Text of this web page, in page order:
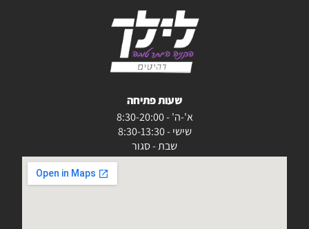
שעות פתיחה
א'-ה' - 8:30-20:00
שישי - 8:30-13:30
שבת - סגור